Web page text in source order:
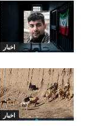
اخبار
اخبار